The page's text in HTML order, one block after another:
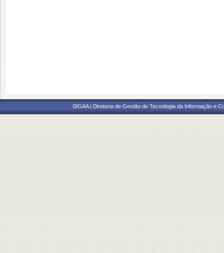
SIGAA | Diretoria de Gestão de Tecnologia da Informação e